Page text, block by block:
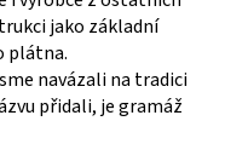
jako základní
plátna.
navázali na tradici
přidali, je gramáž